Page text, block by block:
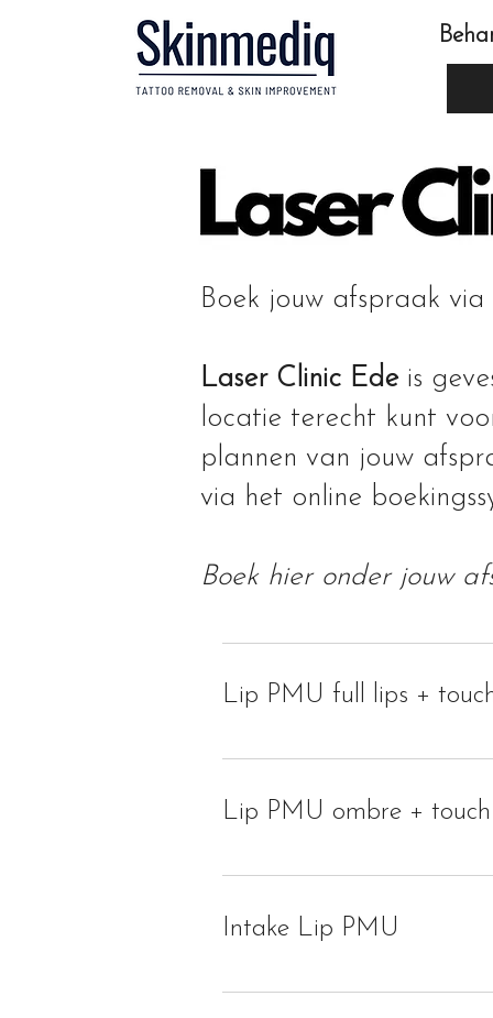
Boek jouw afspraak via
Laser Clinic Edeis
locatie terecht kunt
plannen van jouw
via het online
Boek hier onder jouw
Lip PMU full lips +
Lip PMU ombre +
Intake Lip PMU